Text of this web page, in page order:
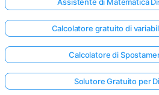
Calcolatore gratuito di
Calcolatore di
Solutore Gratuito per